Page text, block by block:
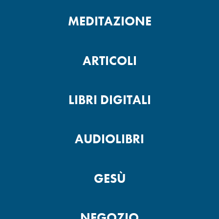
MEDITAZIONE
ARTICOLI
LIBRI DIGITALI
AUDIOLIBRI
GESÙ